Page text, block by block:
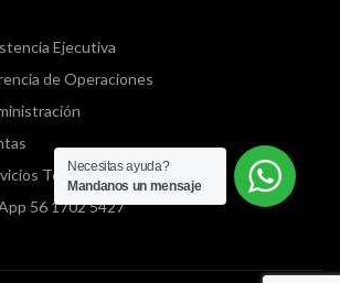
Ejecutiva
de Operaciones
Terrestres
56 1702 5427
Necesitas ayuda?
Mandanos un mensaje